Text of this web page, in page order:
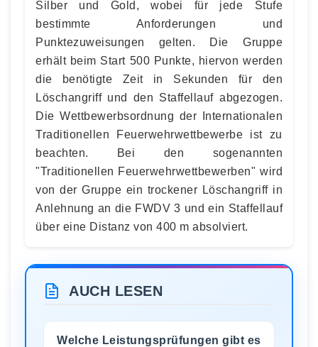
Silber und Gold, wobei für jede Stufe
bestimmte Anforderungen und
Punktezuweisungen gelten. Die Gruppe
erhält beim Start 500 Punkte, hiervon werden
die benötigte Zeit in Sekunden für den
Löschangriff und den Staffellauf abgezogen.
Die Wettbewerbsordnung der Internationalen
Traditionellen Feuerwehrwettbewerbe ist zu
beachten. Bei den sogenannten
"Traditionellen Feuerwehrwettbewerben" wird
von der Gruppe ein trockener Löschangriff in
Anlehnung an die FWDV 3 und ein Staffellauf
über eine Distanz von 400 m absolviert.
AUCH LESEN
Welche Leistungsprüfungen gibt es